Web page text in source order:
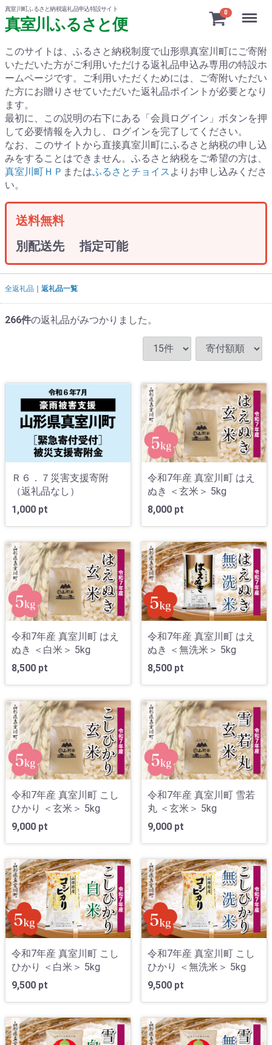
真室川町ふるさと納税返礼品申込特設サイト
真室川ふるさと便
このサイトは、ふるさと納税制度で山形県真室川町にご寄附
いただいた方がご利用いただける返礼品申込み専用の特設ホ
ームページです。
ご利用いただくためには、ご寄附いただい
た方にお贈りさせていただいた返礼品ポイントが必要となり
ます。
最初に、この説明の右下にある「会員ログイン」ボタンを押
して必要情報を入力し、ログインを完了してください。
なお、このサイトから直接真室川町にふるさと納税の申し込
みをすることはできません。ふるさと納税をご希望の方は、
真室川町ＨＰ またはふるさとチョイス よりお申し込みくださ
い。
0
送料無料
別配送先 指定可能
Menu
全返礼品 返礼品一覧
266件の返礼品がみつかりました。
Ｒ６．７災害支援寄附
（返礼品なし）
1,000 pt
令和7年産 真室川町 はえ
ぬき ＜玄米＞ 5kg
8,000 pt
令和7年産 真室川町 はえ
ぬき ＜白米＞ 5kg
8,500 pt
令和7年産 真室川町 はえ
ぬき ＜無洗米＞ 5kg
8,500 pt
令和7年産 真室川町 こし
ひかり ＜玄米＞ 5kg
9,000 pt
令和7年産 真室川町 雪若
丸 ＜玄米＞ 5kg
9,000 pt
令和7年産 真室川町 こし
ひかり ＜白米＞ 5kg
9,500 pt
令和7年産 真室川町 こし
ひかり ＜無洗米＞ 5kg
9,500 pt